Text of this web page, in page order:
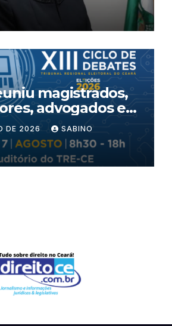
magistrados,
advogados e
para debater
artificial,
organizada e
de gênero
DE 2026 SABINO